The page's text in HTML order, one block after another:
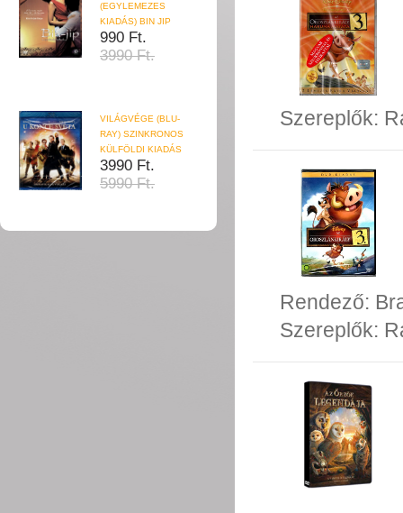
(EGYLEMEZES
KIADÁS) BIN JIP
990 Ft.
3990 Ft.
VILÁGVÉGE (BLU-
RAY) SZINKRONOS
KÜLFÖLDI KIADÁS
3990 Ft.
5990 Ft.
Szereplők:
Rendező:
Szereplők: